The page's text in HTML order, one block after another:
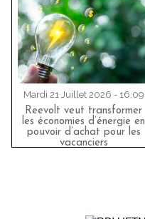
Mardi 21 Juillet 2026 - 16:09
Reevolt veut transformer
les économies d’énergie en
pouvoir d’achat pour les
vacanciers